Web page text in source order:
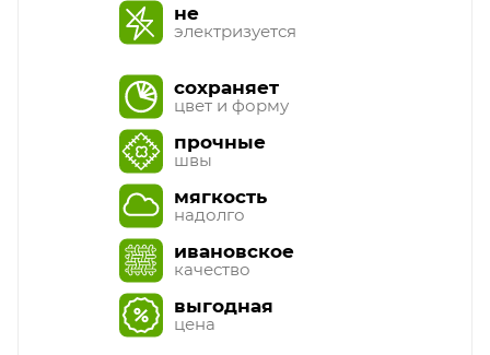
не
электризуется
сохраняет
цвет и форму
прочные
швы
мягкость
надолго
ивановское
качество
выгодная
цена